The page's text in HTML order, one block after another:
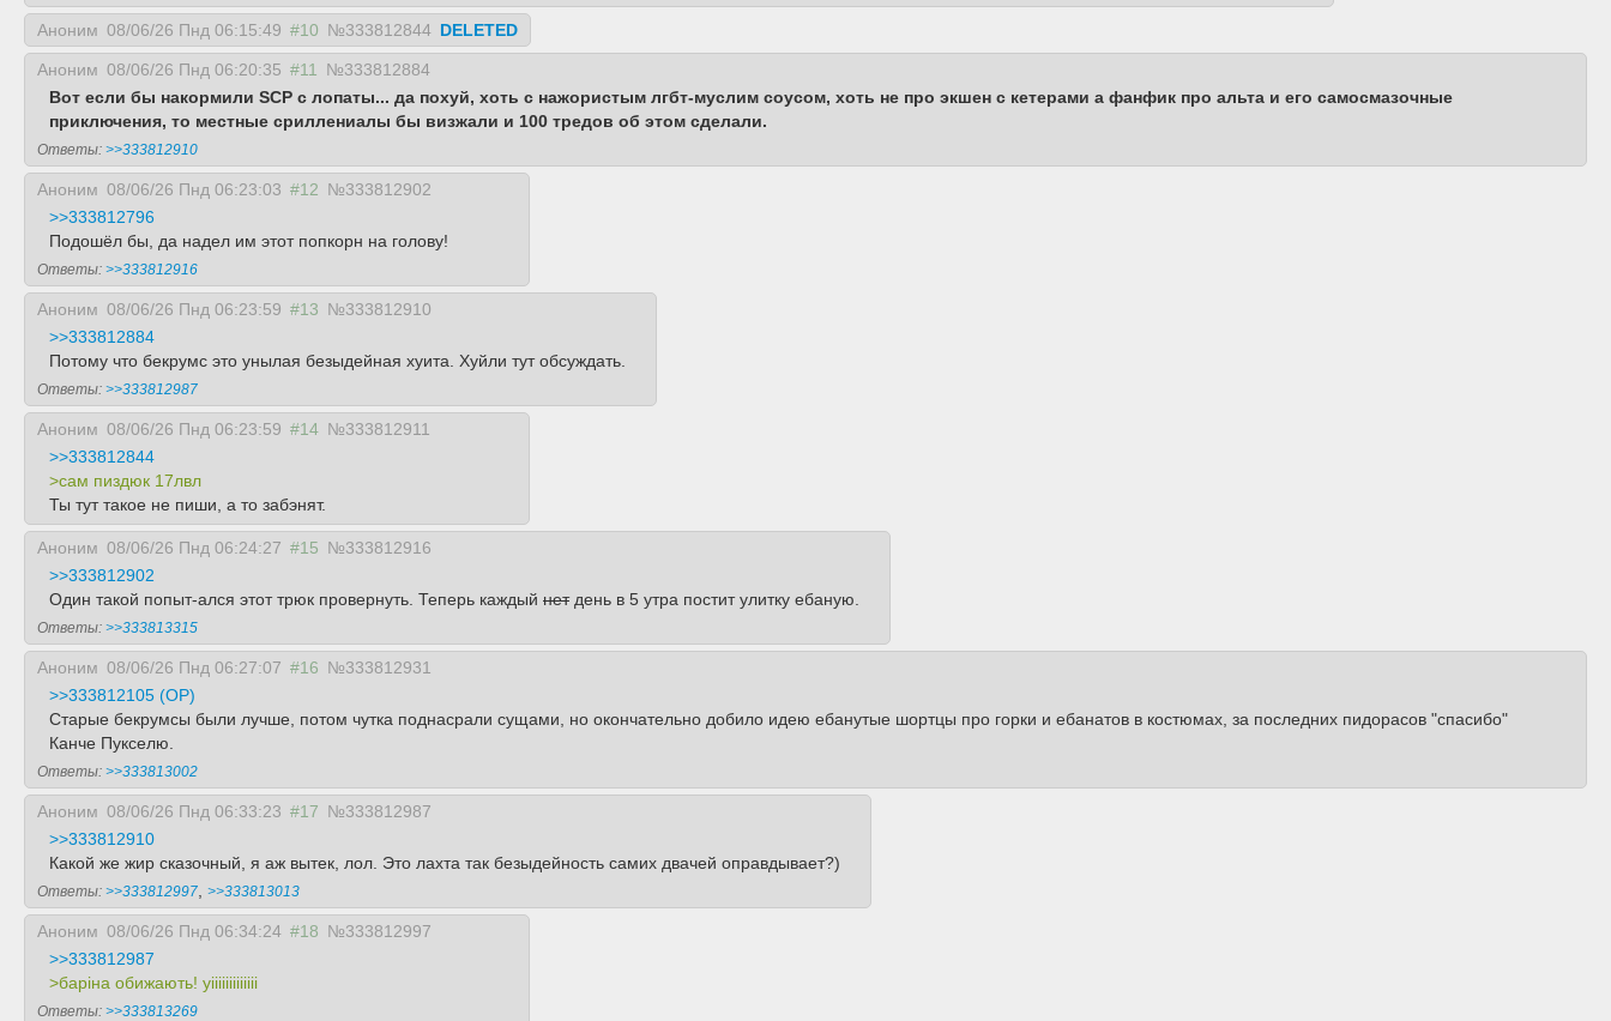
Аноним 08/06/26 Пнд 06:15:49 #10 №333812844 DELETED
Аноним 08/06/26 Пнд 06:20:35 #11
№333812884
Вот если бы накормили SCP с лопаты... да похуй, хоть с нажористым лгбт-муслим соусом, хоть не про экшен с кетерами а фанфик про альта и его самосмазочные
приключения, то местные сриллениалы бы визжали и 100 тредов об этом сделали.
Ответы: >>333812910
Аноним 08/06/26 Пнд 06:23:03 #12 №333812902
>>333812796
Подошёл бы, да надел им этот попкорн на голову!
Ответы: >>333812916
Аноним 08/06/26 Пнд 06:23:59 #13 №333812910
>>333812884
Потому что бекрумс это унылая безыдейная хуита. Хуйли тут обсуждать.
Ответы: >>333812987
Аноним 08/06/26 Пнд 06:23:59 #14 №333812911
>>333812844
>сам пиздюк 17лвл
Ты тут такое не пиши, а то забэнят.
Аноним 08/06/26 Пнд 06:24:27 #15 №333812916
>>333812902
Один такой попыт-ался этот трюк провернуть. Теперь каждый нетдень в 5 утра постит улитку ебаную.
Ответы: >>333813315
Аноним 08/06/26 Пнд 06:27:07 #16 №333812931
>>333812105 (OP)
Старые бекрумсы были лучше, потом чутка поднасрали сущами, но окончательно добило идею ебанутые шортцы про горки и ебанатов в костюмах, за последних пидорасов "спасибо"
Канче Пукселю.
Ответы: >>333813002
Аноним 08/06/26 Пнд 06:33:23 #17 №333812987
>>333812910
Какой же жир сказочный, я аж вытек, лол. Это лахта так безыдейность самих двачей оправдывает?)
Ответы: >>333812997 >>333813013
Аноним 08/06/26 Пнд 06:34:24 #18 №333812997
>>333812987
>барiна обижають! уiiiiiiiiiiiii
Ответы: >>333813269